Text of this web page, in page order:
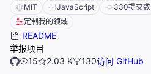
MIT JavaScript 330提交数
定制我的领域
README
举报项目
15
2.03 K 130访问 GitHub